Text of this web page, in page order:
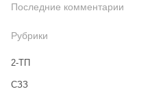
Последние комментарии
Рубрики
2-ТП
CЗЗ